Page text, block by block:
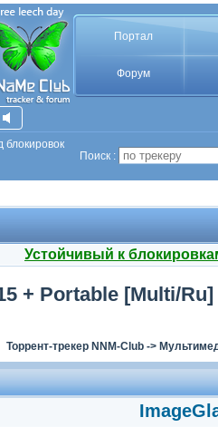
Портал
Форум
блокировок
Поиск :
Устойчивый к
+ Portable [Multi/Ru]
Торрент-трекер NNM-Club ->